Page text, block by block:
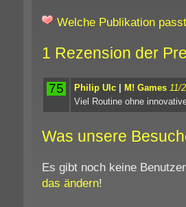
Welche Publikation
1 Rezension der
75 Philip Ulc| M! Games 11/
Viel Routine ohne
Was unsere
Es gibt noch keine
das ändern!